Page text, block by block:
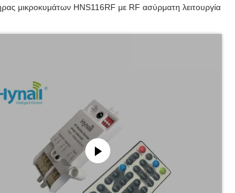
μικροκυμάτων HNS116RF με RF ασύρματη λειτουργία